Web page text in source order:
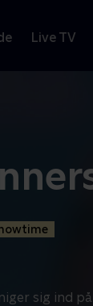
Live TV
sig ind